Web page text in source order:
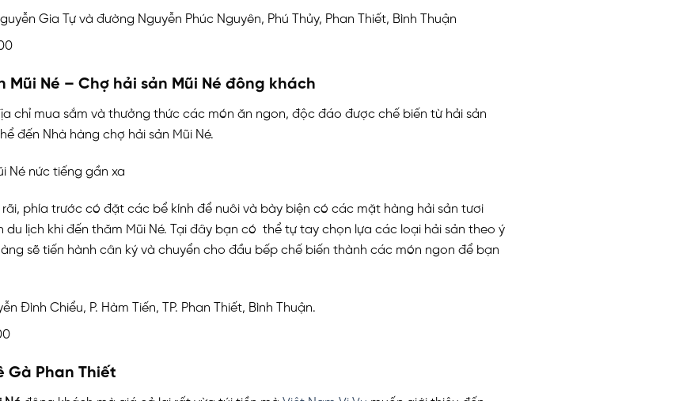
Gia Tự và đường Nguyễn Phúc Nguyên, Phú Thủy, Phan Thiết, Bình Thuận
Mũi Né – Chợ hải sản Mũi Né đông khách
chỉ mua sắm và thưởng thức các món ăn ngon, độc đáo được chế biến từ hải sản
đến Nhà hàng chợ hải sản Mũi Né.
phía trước có đặt các bể kính để nuôi và bày biện có các mặt hàng hải sản tươi
lịch khi đến thăm Mũi Né. Tại đây bạn có thể tự tay chọn lựa các loại hải sản theo ý
sẽ tiến hành cân ký và chuyển cho đầu bếp chế biến thành các món ngon để bạn
Đình Chiểu, P. Hàm Tiến, TP. Phan Thiết, Bình Thuận.
Gà Phan Thiết